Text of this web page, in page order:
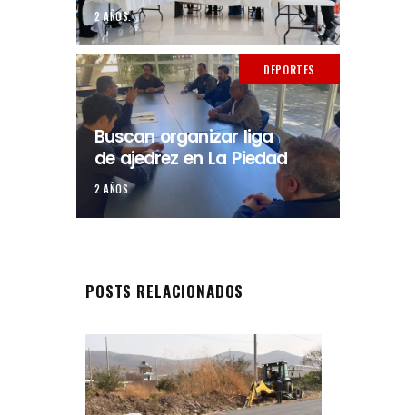
2 AÑOS.
DEPORTES
Buscan organizar liga
de ajedrez en La Piedad
2 AÑOS.
POSTS RELACIONADOS